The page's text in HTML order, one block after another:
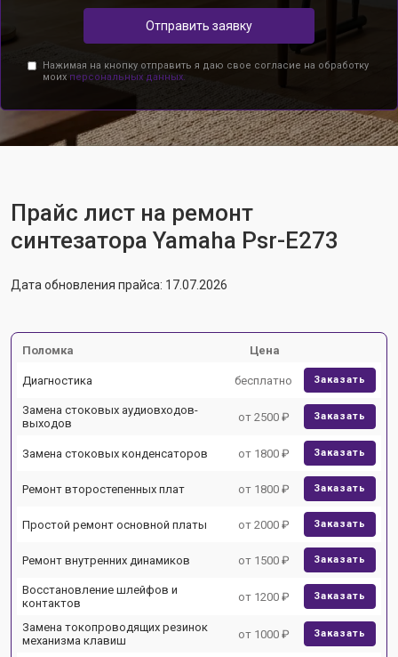
Отправить заявку
Нажимая на кнопку отправить я даю свое согласие на обработку
моих персональных данных.
Прайс лист на ремонт
синтезатора Yamaha Psr-E273
Дата обновления прайса: 17.07.2026
Поломка Цена
Диагностика бесплатно Заказать
Замена стоковых аудиовходов-
выходов
от 2500 ₽ Заказать
Замена стоковых конденсаторов от 1800 ₽ Заказать
Ремонт второстепенных плат от 1800 ₽ Заказать
Простой ремонт основной платы от 2000 ₽ Заказать
Ремонт внутренних динамиков от 1500 ₽ Заказать
Восстановление шлейфов и
контактов
от 1200 ₽ Заказать
Замена токопроводящих резинок
механизма клавиш
от 1000 ₽ Заказать